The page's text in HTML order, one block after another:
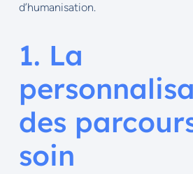
d’humanisation.
1. La
des
soin